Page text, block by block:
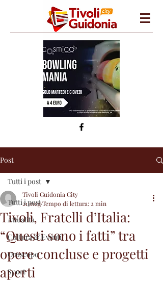
Post
Tutti i post
Attualità
Cultura & Eventi
Oroscopo
Sport
Tutti i post
Tivoli, Fratelli d’Italia:
“Questi sono i fatti” tra
opere concluse e progetti
aperti
Tivoli Guidonia City
21 magTempo di lettura: 2 min